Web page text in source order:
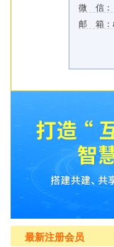
微 信：
邮 箱：
最新注册会员